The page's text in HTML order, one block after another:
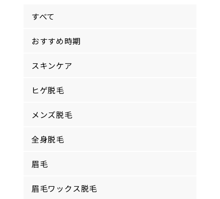
すべて
おすすめ時期
スキンケア
ヒゲ脱毛
メンズ脱毛
全身脱毛
眉毛
眉毛ワックス脱毛